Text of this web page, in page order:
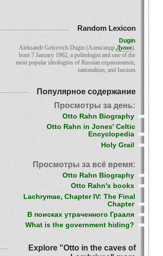
Random Lexicon
Dugin
Aleksandr Gelyevich Dugin (АлександрДугин),
born 7 January 1962, a politologist and one of the
most popular ideologists of Russian expansionism,
nationalism, and fascism
Популярное содержание
Просмотры за день:
Otto Rahn Biography
Otto Rahn in Jones' Celtic
Encyclopedia
Holy Grail
Просмотры за всё время:
Otto Rahn Biography
Otto Rahn's books
Lachrymae, Chapter IV: The Final
Chapter
В поисках утраченного Грааля
What is the government hiding?
Explore "Otto in the caves of